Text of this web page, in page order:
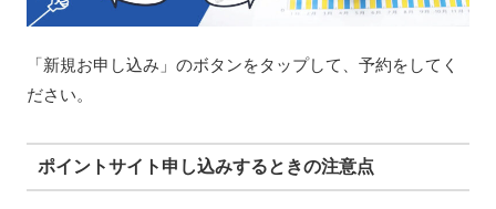
「新規お申し込み」のボタンをタップして、予約をしてく
ださい。
ポイントサイト申し込みするときの注意点